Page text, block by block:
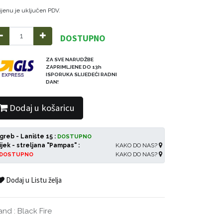
je uključen PDV.
DOSTUPNO
ZA SVE NARUDŽBE
ZAPRIMLJENE DO 13h
ISPORUKA SLIJEDEĆI RADNI
DAN!
Dodaj u košaricu
- Lanište 15 : DOSTUPNO
KAKO DO NAS?
- streljana "Pampas" :
KAKO DO NAS?
Dodaj u Listu želja
: Black Fire